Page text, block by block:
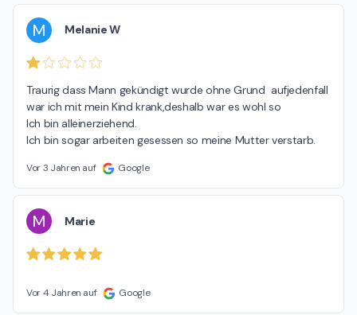
M Melanie W
Traurig dass Mann gekündigt wurde ohne Grund  aufjedenfall
war ich mit mein Kind krank,deshalb war es wohl so
Ich bin alleinerziehend.
Ich bin sogar arbeiten gesessen so meine Mutter verstarb.
Vor 3 Jahren auf Google
M Marie
Vor 4 Jahren auf Google